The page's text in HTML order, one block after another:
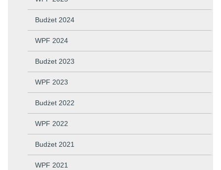
Budżet 2024
WPF 2024
Budżet 2023
WPF 2023
Budżet 2022
WPF 2022
Budżet 2021
WPF 2021